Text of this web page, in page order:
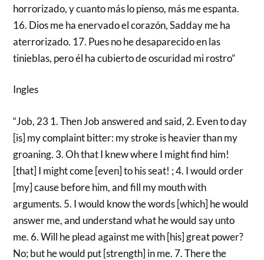
horrorizado, y cuanto más lo pienso, más me espanta.
16. Dios me ha enervado el corazón, Sadday me ha
aterrorizado. 17. Pues no he desaparecido en las
tinieblas, pero él ha cubierto de oscuridad mi rostro”
Ingles
“Job, 23 1. Then Job answered and said, 2. Even to day
[is] my complaint bitter: my stroke is heavier than my
groaning. 3. Oh that I knew where I might find him!
[that] I might come [even] to his seat! ; 4. I would order
[my] cause before him, and fill my mouth with
arguments. 5. I would know the words [which] he would
answer me, and understand what he would say unto
me. 6. Will he plead against me with [his] great power?
No; but he would put [strength] in me. 7. There the